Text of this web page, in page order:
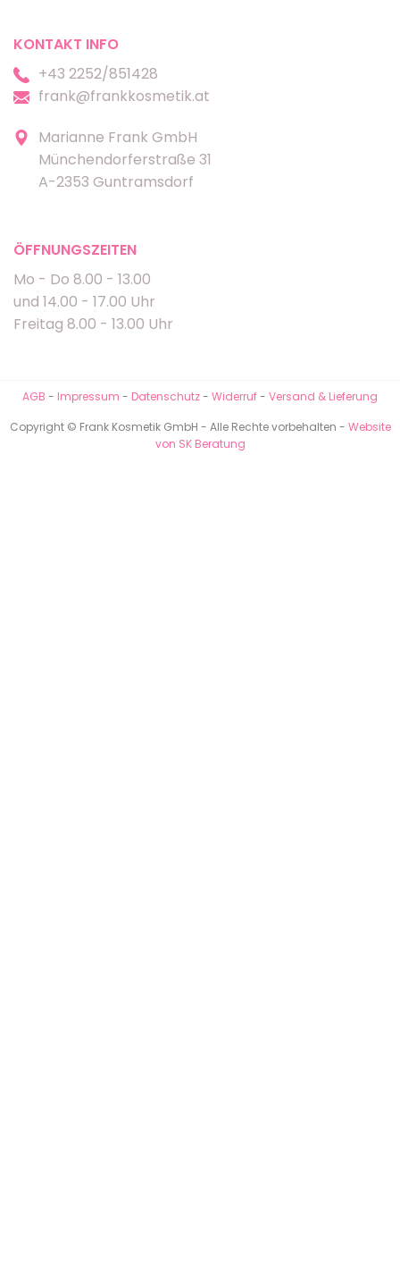
KONTAKT INFO
+43 2252/851428
frank@frankkosmetik.at
Marianne Frank GmbH
Münchendorferstraße 31
A-2353 Guntramsdorf
ÖFFNUNGSZEITEN
Mo - Do 8.00 - 13.00
und 14.00 - 17.00 Uhr
Freitag 8.00 - 13.00 Uhr
AGB - Impressum - Datenschutz- Widerruf- Versand & Lieferung
Copyright © Frank Kosmetik GmbH - Alle Rechte vorbehalten - Website
von SK Beratung